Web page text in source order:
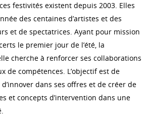
festivités existent depuis 2003. Elles
des centaines d’artistes et des
et de spectatrices. Ayant pour mission
le premier jour de l’été, la
cherche à renforcer ses collaborations
de compétences. L’objectif est de
dans ses offres et de créer de
et concepts d’intervention dans une